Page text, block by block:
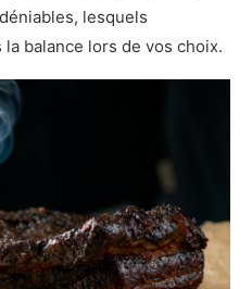
lesquels
balance lors de vos choix.